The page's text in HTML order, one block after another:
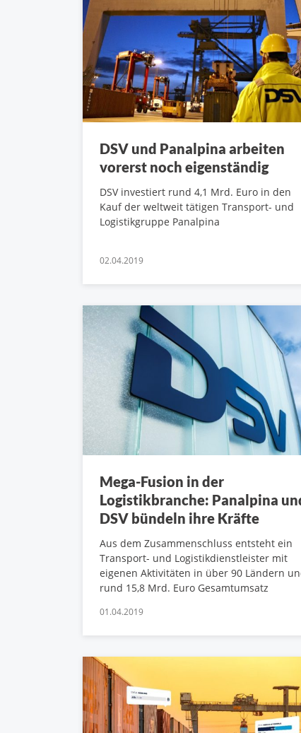
DSV und Panalpina arbeiten
vorerst noch eigenständig
DSV investiert rund 4,1 Mrd. Euro in den
Kauf der weltweit tätigen Transport- und
Logistikgruppe Panalpina
02.04.2019
Mega-Fusion in der
Logistikbranche: Panalpina
DSV bündeln ihre Kräfte
Aus dem Zusammenschluss entsteht ein
Transport- und Logistikdienstleister mit
eigenen Aktivitäten in über 90 Ländern
rund 15,8 Mrd. Euro Gesamtumsatz
01.04.2019